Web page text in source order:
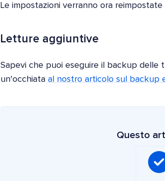
Le impostazioni verranno ora
Letture aggiuntive
Sapevi che puoi eseguire il backup delle
un'occhiata al nostro articolo sul backup
Questo